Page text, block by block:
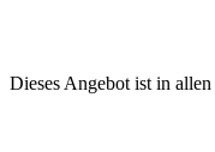
Dieses Angebot ist in allen